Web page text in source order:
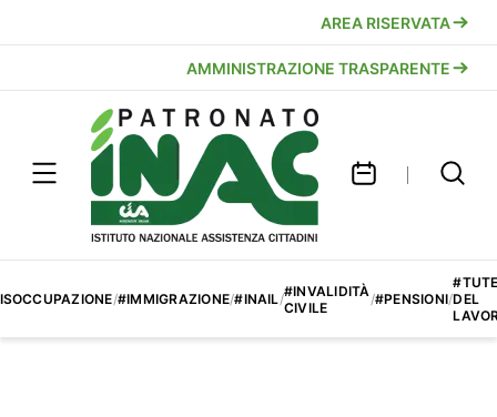
AREA RISERVATA
AMMINISTRAZIONE TRASPARENTE
/#IMMIGRAZIONE/#INAIL/#INVALIDITÀ
CIVILE
/#PENSIONI/DEL